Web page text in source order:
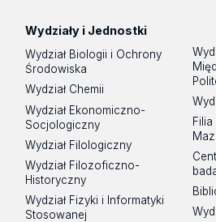
Wydziały i Jednostki
Wydział Biologii i Ochrony
Środowiska
Wydział Chemii
Wydział Ekonomiczno-
Socjologiczny
Wydział Filologiczny
Wydział Filozoficzno-
Historyczny
Wydział Fizyki i Informatyki
Stosowanej